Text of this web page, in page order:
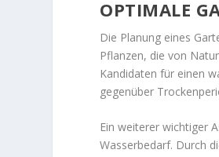
OPTIMALE
Die Planung eines
Pflanzen, die von
Kandidaten für einen
gegenüber
Ein weiterer wichtiger
Wasserbedarf. Durch